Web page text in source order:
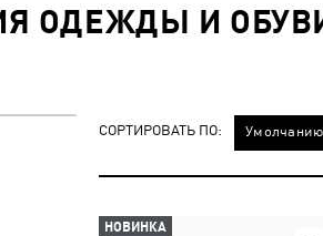
ОДЕЖДЫ И ОБУВИ
СОРТИРОВАТЬ ПО: Умолчанию
НОВИНКА